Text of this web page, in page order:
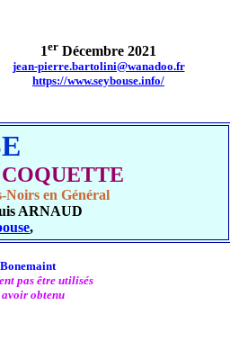
1er Décembre 2021
jean-pierre.bartolini@wanadoo.fr
https://www.seybouse.info/
Noirs en Général
ARNAUD
,
pas être utilisés
avoir obtenu